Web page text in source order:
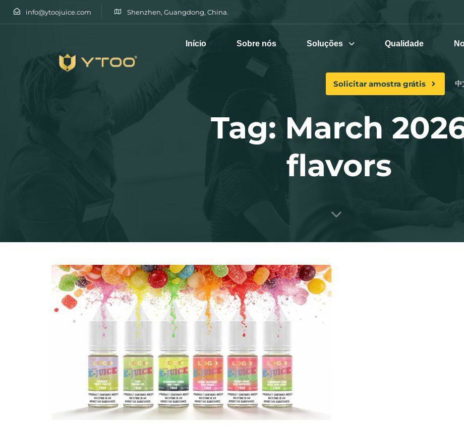
info@ytoojuice.com Shenzhen, Guangdong, China.
Escreva e prima enter
Início Sobre nós Soluções Qualidade
Solicitar amostra grátis
Tag: March
flavors